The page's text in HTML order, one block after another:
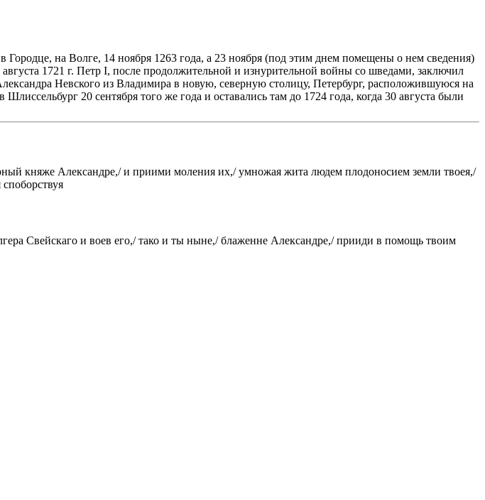
на Волге, 14 ноября 1263 года, а 23 ноября (под этим днем помещены о нем сведения)
1721 г. Петр I, после продолжительной и изнурительной войны со шведами, заключил
Невского из Владимира в новую, северную столицу, Петербург, расположившуюся на
20 сентября того же года и оставались там до 1724 года, когда 30 августа были
княже Александре,/ и приими моления их,/ умножая жита людем плодоносием земли твоея,/
Свейскаго и воев его,/ тако и ты ныне,/ блаженне Александре,/ прииди в помощь твоим